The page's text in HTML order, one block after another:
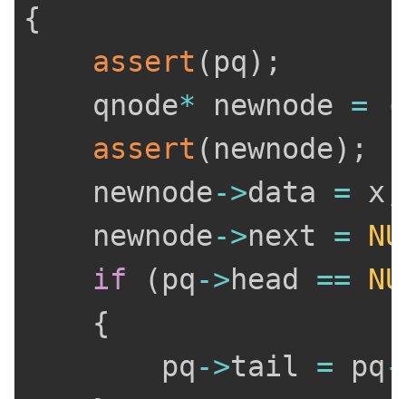
{
assert ( pq) ;
	qnode
* newnode = (
assert ( newnode) ;
	newnode
->data = x
	newnode
->next =
if
( pq->head ==
{
		pq
->tail = pq